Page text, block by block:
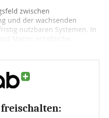
zwischen
und der wachsenden
nutzbaren Systemen. In